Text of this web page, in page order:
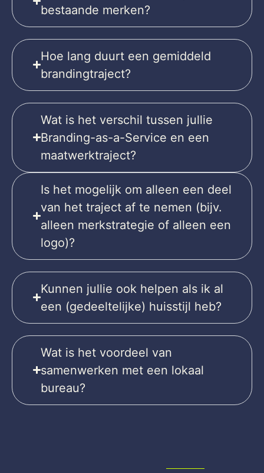
bestaande merken?
Hoe lang duurt een gemiddeld
brandingtraject?
Wat is het verschil tussen jullie
Branding-as-a-Service en een
maatwerktraject?
Is het mogelijk om alleen een deel
van het traject af te nemen (bijv.
alleen merkstrategie of alleen een
logo)?
Kunnen jullie ook helpen als ik al
een (gedeeltelijke) huisstijl heb?
Wat is het voordeel van
samenwerken met een lokaal
bureau?